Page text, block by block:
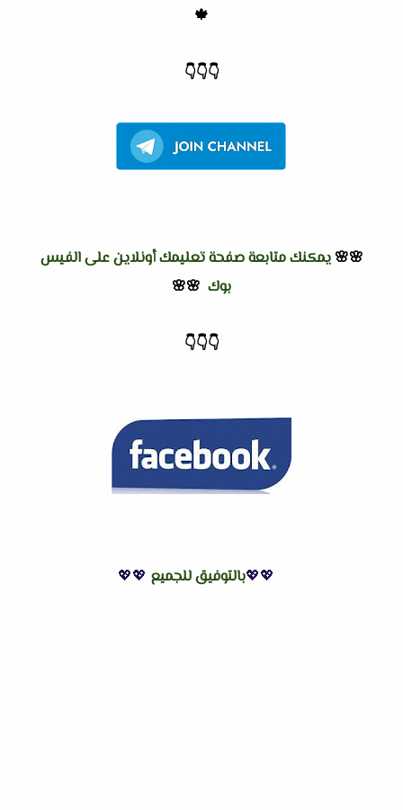
🍁
👇
👇
👇
🌸🌸 يمكنك متابعة صفحة تعليمك أونلاين على الفيس
بوك 🌸🌸
👇
👇
👇
💖💖بالتوفيق للجميع 💖💖